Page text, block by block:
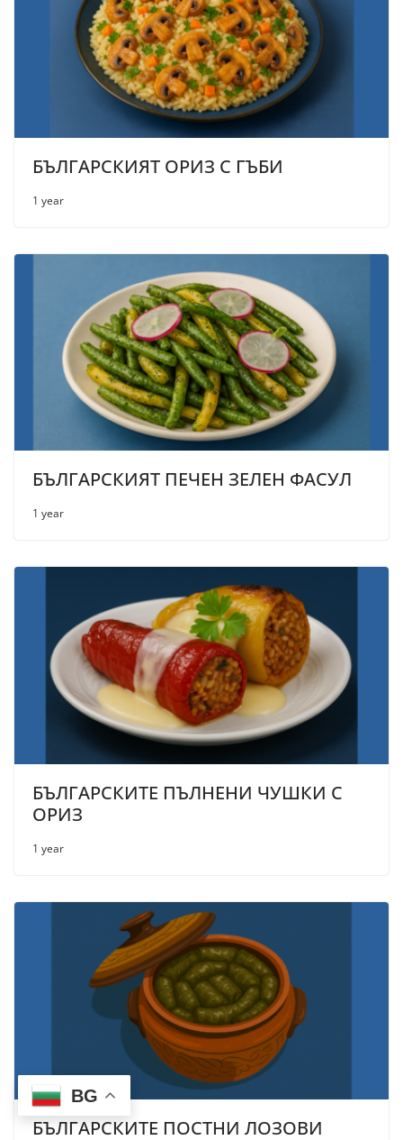
БЪЛГАРСКИЯТ ОРИЗ С ГЪБИ
1 year
БЪЛГАРСКИЯТ ПЕЧЕН ЗЕЛЕН ФАСУЛ
1 year
БЪЛГАРСКИТЕ ПЪЛНЕНИ ЧУШКИ С
ОРИЗ
1 year
БЪЛГАРСКИТЕ ПОСТНИ ЛОЗОВИ
BG